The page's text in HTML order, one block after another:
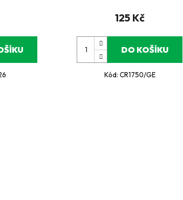
125 Kč
DO KOŠÍKU
Kód: CR1750/GE